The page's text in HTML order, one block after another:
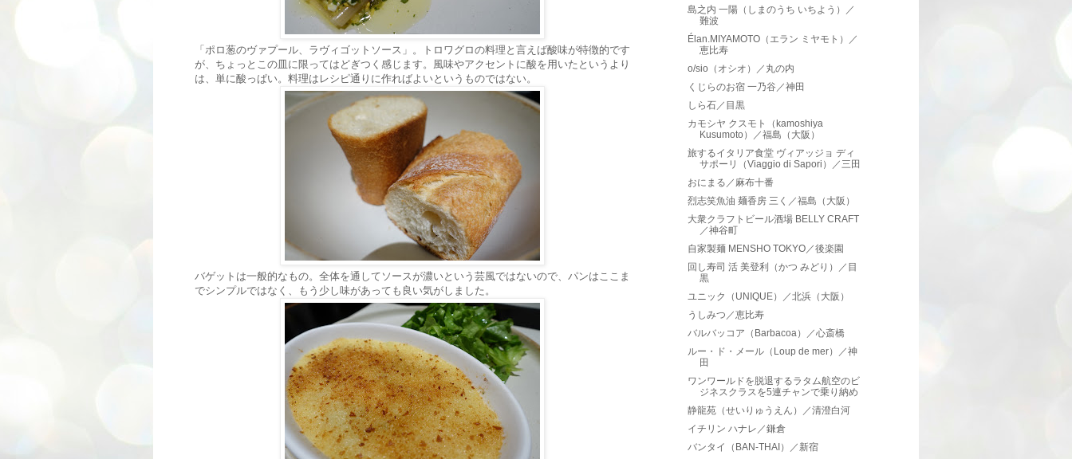
「ポロ葱のヴァプール、ラヴィゴットソース」。トロワグロの料理と言えば酸味が特徴的です
が、ちょっとこの皿に限ってはどぎつく感じます。風味やアクセントに酸を用いたというより
は、単に酸っぱい。料理はレシピ通りに作ればよいというものではない。
バゲットは一般的なもの。全体を通してソースが濃いという芸風ではないので、パンはここま
でシンプルではなく、もう少し味があっても良い気がしました。
島之内 一陽（しまのうち いちよう）／
難波
Élan.MIYAMOTO（エラン ミヤモト）／
恵比寿
o/sio（オシオ）／丸の内
くじらのお宿 一乃谷／神田
しら石／目黒
カモシヤ クスモト（kamoshiya
Kusumoto）／福島（大阪）
旅するイタリア食堂 ヴィアッジョ ディ
サポーリ（Viaggio di Sapori）／三田
おにまる／麻布十番
烈志笑魚油 麺香房 三く／福島（大阪）
大衆クラフトビール酒場 BELLY CRAFT
／神谷町
自家製麺 MENSHO TOKYO／後楽園
回し寿司 活 美登利（かつ みどり）／目
黒
ユニック（UNIQUE）／北浜（大阪）
うしみつ／恵比寿
バルバッコア（Barbacoa）／心斎橋
ルー・ド・メール（Loup de mer）／神
田
ワンワールドを脱退するラタム航空のビ
ジネスクラスを5連チャンで乗り納め
静龍苑（せいりゅうえん）／清澄白河
イチリン ハナレ／鎌倉
バンタイ（BAN-THAI）／新宿